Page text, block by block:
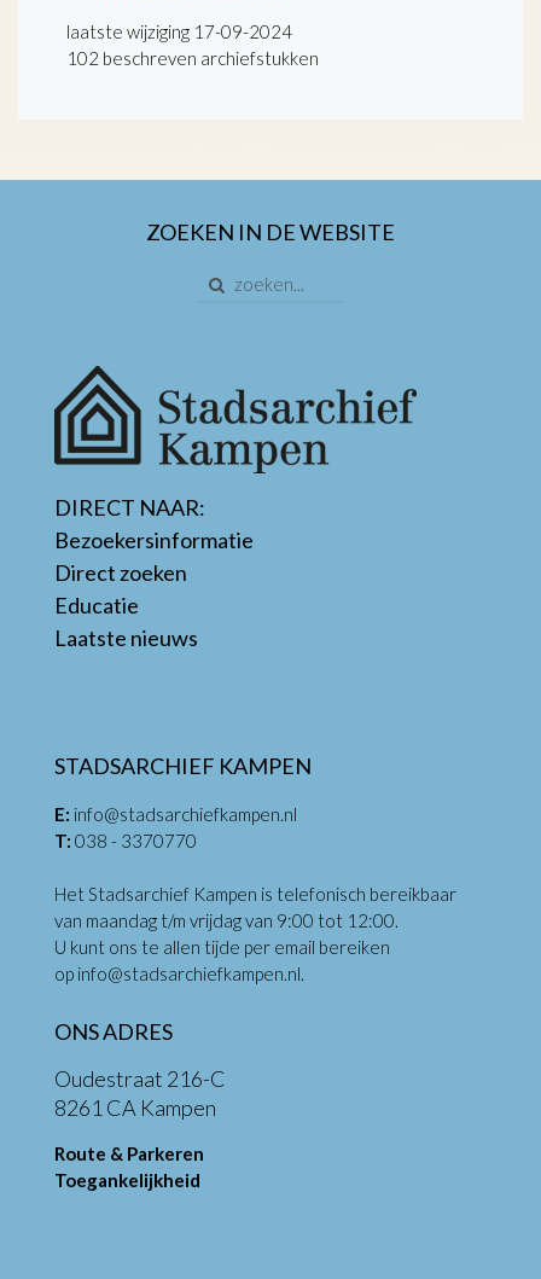
laatste wijziging 17-09-2024
102 beschreven archiefstukken
ZOEKEN IN DE WEBSITE
DIRECT NAAR:
Bezoekersinformatie
Direct zoeken
Educatie
Laatste nieuws
STADSARCHIEF KAMPEN
E: info@stadsarchiefkampen.nl
T: 038 - 3370770
Het Stadsarchief Kampen is telefonisch bereikbaar
van maandag t/m vrijdag van 9:00 tot 12:00.
U kunt ons te allen tijde per email bereiken
op info@stadsarchiefkampen.nl.
ONS ADRES
Oudestraat 216-C
8261 CA Kampen
Route & Parkeren
Toegankelijkheid